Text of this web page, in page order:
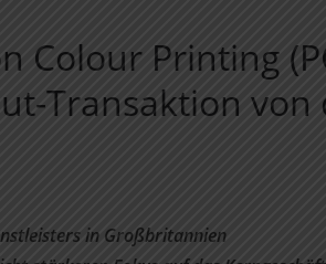
Colour Printing
Transaktion von
in Großbritannien